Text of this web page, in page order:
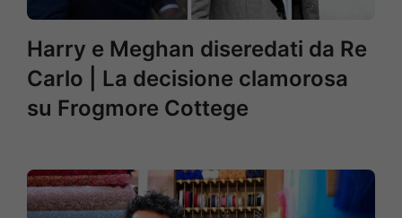
Harry e Meghan diseredati da Re
Carlo | La decisione clamorosa
su Frogmore Cottege